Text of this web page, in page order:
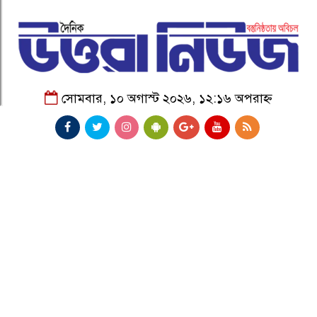
সোমবার, ১০ অগাস্ট ২০২৬, ১২:১৬ অপরাহ্ন